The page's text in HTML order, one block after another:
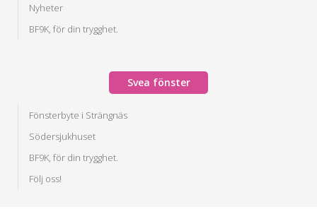
Nyheter
BF9K, för din trygghet.
Svea fönster
Fönsterbyte i Strängnäs
Södersjukhuset
BF9K, för din trygghet.
Följ oss!